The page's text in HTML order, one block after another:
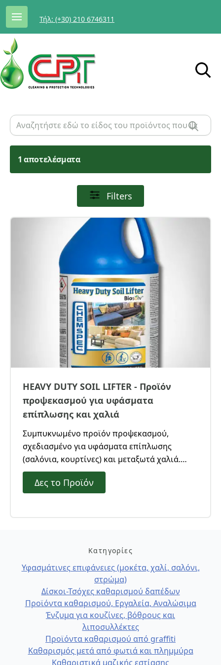
Τήλ: (+30) 210 6746311
1 αποτελέσματα
Filters
HEAVY DUTY SOIL LIFTER - Προϊόν
προψεκασμού για υφάσματα
επίπλωσης και χαλιά
Συμπυκνωμένο προϊόν προψεκασμού,
σχεδιασμένο για υφάσματα επίπλωσης
(σαλόνια, κουρτίνες) και μεταξωτά χαλιά.
Αποτελεσματικό και ασφαλές για όλες τις
επιφάνειες που δεν μπορούν να βραχούν.
Δες το Προϊόν
Κατηγορίες
Υφασμάτινες επιφάνειες (μοκέτα, χαλί, σαλόνι,
στρώμα)
Δίσκοι-Τσόχες καθαρισμού δαπέδων
Προϊόντα καθαρισμού, Εργαλεία, Αναλώσιμα
Ένζυμα για κουζίνες, βόθρους και
λιποσυλλέκτες
Προϊόντα καθαρισμού από graffiti
Καθαρισμός μετά από φωτιά και πλημμύρα
Καθαριστικά μαζικής εστίασης